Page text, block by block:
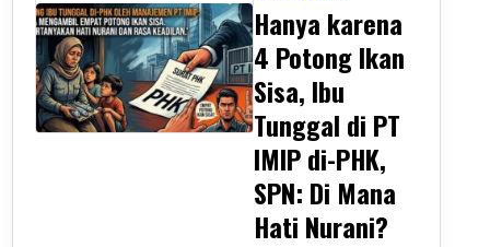
Hanya karena
4 Potong Ikan
Sisa, Ibu
Tunggal di PT
IMIP di-PHK,
SPN: Di Mana
Hati Nurani?